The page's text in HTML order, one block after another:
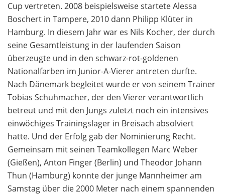
Cup vertreten. 2008 beispielsweise startete Alessa
Boschert in Tampere, 2010 dann Philipp Klüter in
Hamburg. In diesem Jahr war es Nils Kocher, der durch
seine Gesamtleistung in der laufenden Saison
überzeugte und in den schwarz-rot-goldenen
Nationalfarben im Junior-A-Vierer antreten durfte.
Nach Dänemark begleitet wurde er von seinem Trainer
Tobias Schuhmacher, der den Vierer verantwortlich
betreut und mit den Jungs zuletzt noch ein intensives
einwöchiges Trainingslager in Breisach absolviert
hatte. Und der Erfolg gab der Nominierung Recht.
Gemeinsam mit seinen Teamkollegen Marc Weber
(Gießen), Anton Finger (Berlin) und Theodor Johann
Thun (Hamburg) konnte der junge Mannheimer am
Samstag über die 2000 Meter nach einem spannenden